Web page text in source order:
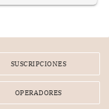
SUSCRIPCIONES
OPERADORES